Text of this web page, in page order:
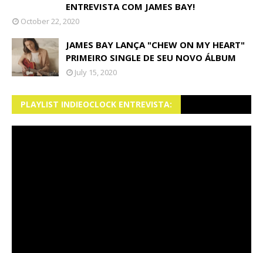
ENTREVISTA COM JAMES BAY!
October 22, 2020
JAMES BAY LANÇA "CHEW ON MY HEART"
PRIMEIRO SINGLE DE SEU NOVO ÁLBUM
July 15, 2020
PLAYLIST INDIEOCLOCK ENTREVISTA: